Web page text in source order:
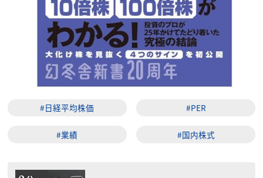
#日経平均株価 #PER
#業績 #国内株式